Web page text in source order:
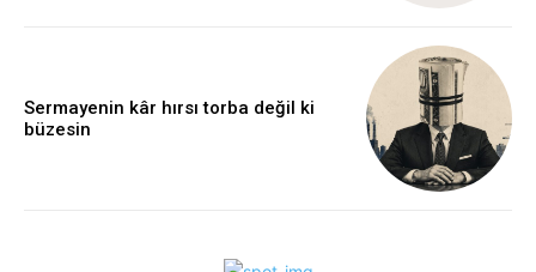
Sermayenin kâr hırsı torba değil ki
büzesin